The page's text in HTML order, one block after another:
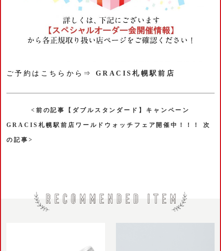
ご予約はこちらから⇒ GRACIS札幌駅前店
<前の記事【ダブルスタンダード】キャンペーン
GRACIS札幌駅前店ワールドウォッチフェア開催中！！！ 次
の記事>